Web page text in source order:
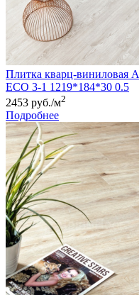
Плитка кварц-виниловая
ЕСО 3-1 1219*184*30 0.5
2453 руб./м2
Подробнее